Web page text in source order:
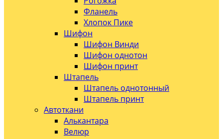
Фланель
Хлопок Пике
Шифон
Шифон Винди
Шифон однотон
Шифон принт
Штапель
Штапель однотонный
Штапель принт
Автоткани
Алькантара
Велюр